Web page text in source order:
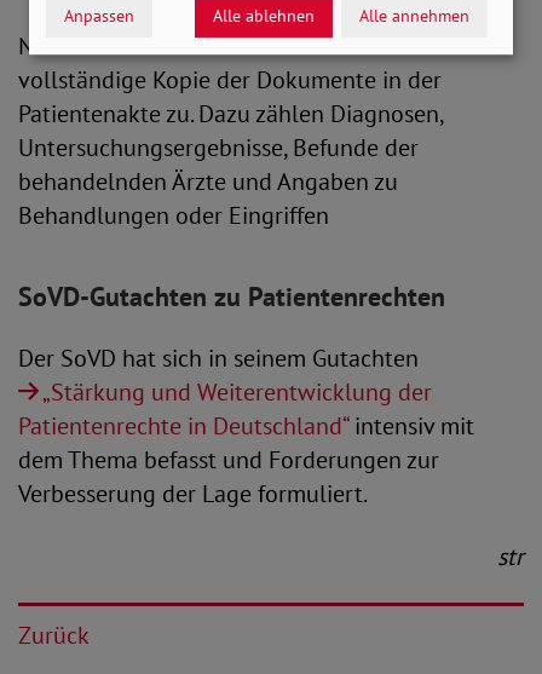
Nach dem Urteil steht Patient*innen eine
vollständige Kopie der Dokumente in der
Patientenakte zu. Dazu zählen Diagnosen,
Untersuchungsergebnisse, Befunde der
behandelnden Ärzte und Angaben zu
Behandlungen oder Eingriffen
SoVD-Gutachten zu Patientenrechten
Der SoVD hat sich in seinem Gutachten
„Stärkung und Weiterentwicklung der
Patientenrechte in Deutschland“intensiv mit
dem Thema befasst und Forderungen zur
Verbesserung der Lage formuliert.
str
Zurück
Anpassen Alle ablehnen Alle annehmen